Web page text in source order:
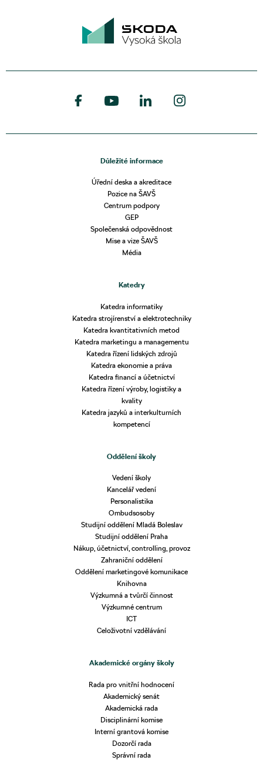
Důležité informace
Úřední deska a akreditace
Pozice na ŠAVŠ
Centrum podpory
GEP
Společenská odpovědnost
Mise a vize ŠAVŠ
Média
Katedry
Katedra informatiky
Katedra strojírenství a elektrotechniky
Katedra kvantitativních metod
Katedra marketingu a managementu
Katedra řízení lidských zdrojů
Katedra ekonomie a práva
Katedra financí a účetnictví
Katedra řízení výroby, logistiky a
kvality
Katedra jazyků a interkulturních
kompetencí
Oddělení školy
Vedení školy
Kancelář vedení
Personalistika
Ombudsosoby
Studijní oddělení Mladá Boleslav
Studijní oddělení Praha
Nákup, účetnictví, controlling, provoz
Zahraniční oddělení
Oddělení marketingové komunikace
Knihovna
Výzkumná a tvůrčí činnost
Výzkumné centrum
ICT
Celoživotní vzdělávání
Akademické orgány školy
Rada pro vnitřní hodnocení
Akademický senát
Akademická rada
Disciplinární komise
Interní grantová komise
Dozorčí rada
Správní rada